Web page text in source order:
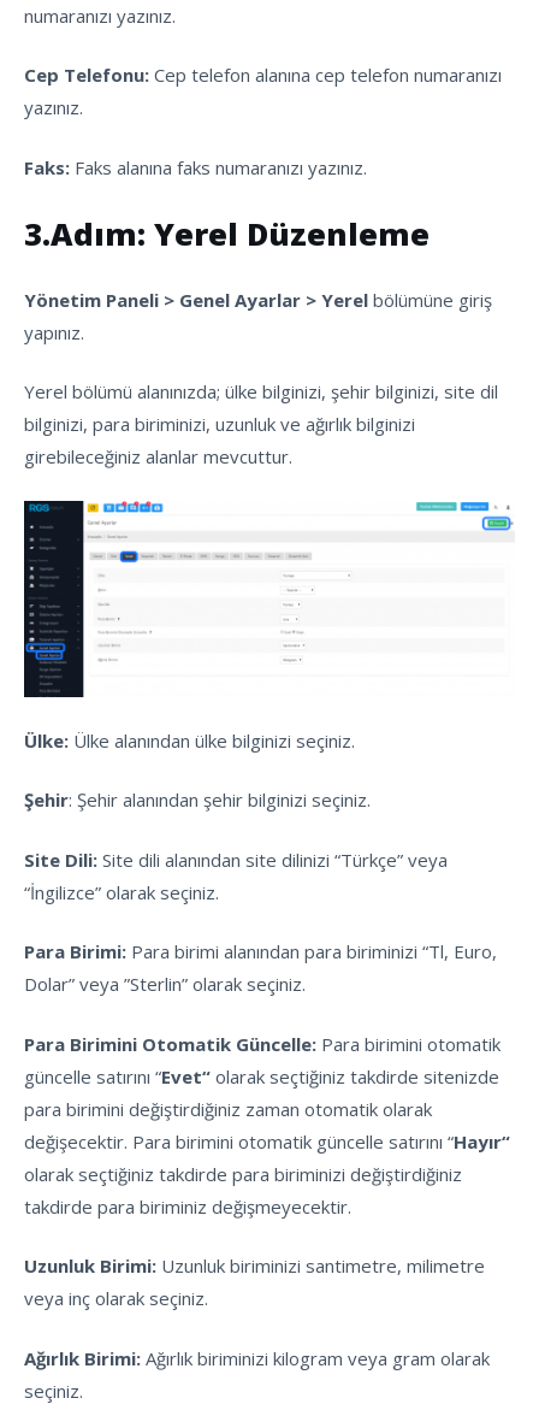
numaranızı yazınız.
Cep Telefonu: Cep telefon alanına cep telefon numaranızı
yazınız.
Faks: Faks alanına faks numaranızı yazınız.
3.Adım: Yerel Düzenleme
Yönetim Paneli > Genel Ayarlar > Yerel bölümüne giriş
yapınız.
Yerel bölümü alanınızda; ülke bilginizi, şehir bilginizi, site dil
bilginizi, para biriminizi, uzunluk ve ağırlık bilginizi
girebileceğiniz alanlar mevcuttur.
Ülke: Ülke alanından ülke bilginizi seçiniz.
Şehir: Şehir alanından şehir bilginizi seçiniz.
Site Dili: Site dili alanından site dilinizi “Türkçe” veya
“İngilizce” olarak seçiniz.
Para Birimi: Para birimi alanından para biriminizi “Tl, Euro,
Dolar” veya ”Sterlin” olarak seçiniz.
Para Birimini Otomatik Güncelle: Para birimini otomatik
güncelle satırını “Evet“ olarak seçtiğiniz takdirde sitenizde
para birimini değiştirdiğiniz zaman otomatik olarak
değişecektir. Para birimini otomatik güncelle satırını “Hayır“
olarak seçtiğiniz takdirde para biriminizi değiştirdiğiniz
takdirde para biriminiz değişmeyecektir.
Uzunluk Birimi: Uzunluk biriminizi santimetre, milimetre
veya inç olarak seçiniz.
Ağırlık Birimi: Ağırlık biriminizi kilogram veya gram olarak
seçiniz.